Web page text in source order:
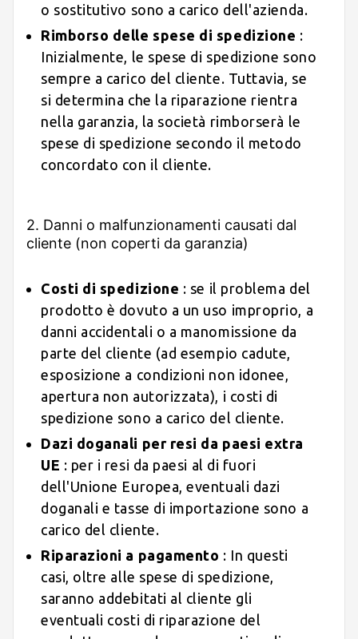
o sostitutivo sono a carico dell'azienda.
Rimborso delle spese di spedizione :
Inizialmente, le spese di spedizione sono
sempre a carico del cliente. Tuttavia, se
si determina che la riparazione rientra
nella garanzia, la società rimborserà le
spese di spedizione secondo il metodo
concordato con il cliente.
2. Danni o malfunzionamenti causati dal
cliente (non coperti da garanzia)
Costi di spedizione : se il problema del
prodotto è dovuto a un uso improprio, a
danni accidentali o a manomissione da
parte del cliente (ad esempio cadute,
esposizione a condizioni non idonee,
apertura non autorizzata), i costi di
spedizione sono a carico del cliente.
Dazi doganali per resi da paesi extra
UE : per i resi da paesi al di fuori
dell'Unione Europea, eventuali dazi
doganali e tasse di importazione sono a
carico del cliente.
Riparazioni a pagamento : In questi
casi, oltre alle spese di spedizione,
saranno addebitati al cliente gli
eventuali costi di riparazione del